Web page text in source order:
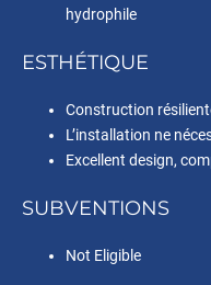
hydrophile
ESTHÉTIQUE
Construction
L’installation ne
Excellent design,
SUBVENTIONS
Not Eligible